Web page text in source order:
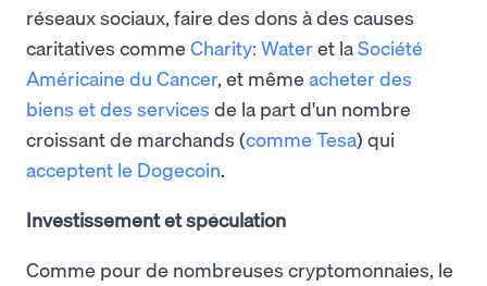
réseaux sociaux, faire des dons à des causes
caritatives comme Charity: Wateret laSociété
Américaine du Cancer, et même acheter des
biens et des services de la part d'un nombre
croissant de marchands (comme Tesa) qui
acceptent le Dogecoin.
Investissement et spéculation
Comme pour de nombreuses cryptomonnaies, le